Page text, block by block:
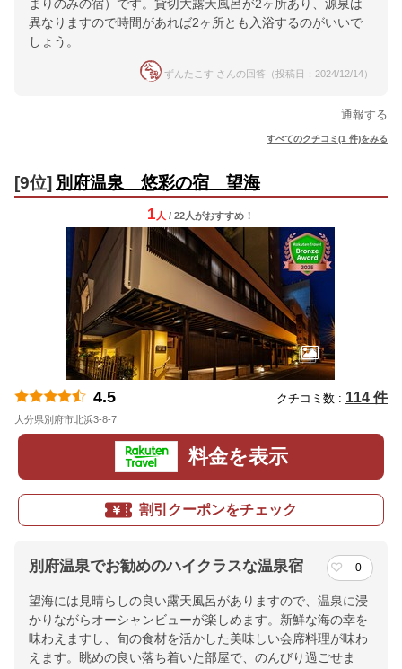
まりのみの宿）です。貸切大露天風呂が2ヶ所あり、源泉は
異なりますので時間があれば2ヶ所とも入浴するのがいいで
しょう。
ずんたこす さんの回答（投稿日：2024/12/14）
通報する
すべてのクチコミ(1 件)をみる
[9位] 別府温泉 悠彩の宿 望海
1 人 / 22人がおすすめ！
4.5 クチコミ数 : 114 件
大分県別府市北浜3-8-7
料金を表示
割引クーポンをチェック
別府温泉でお勧めのハイクラスな温泉宿 0
望海には見晴らしの良い露天風呂がありますので、温泉に浸
かりながらオーシャンビューが楽しめます。新鮮な海の幸を
味わえますし、旬の食材を活かした美味しい会席料理が味わ
えます。眺めの良い落ち着いた部屋で、のんびり過ごせま